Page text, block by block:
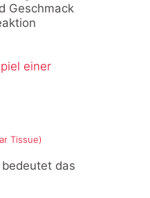
Geschmack
einer
Tissue)
das